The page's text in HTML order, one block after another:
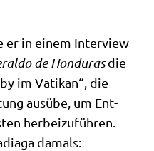
er in einem Inter­view
de Hon­du­rasdie
im Vati­kan“, die
aus­übe, um Ent­
her­bei­zu­füh­ren.
damals: